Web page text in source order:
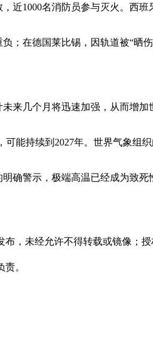
近1000名消防员参与灭火。西
；在德国莱比锡，因轨道被“晒
来几个月将迅速加强，从而增
能持续到2027年。世界气象组
确警示，极端高温已经成为致
，未经允许不得转载或镜像；
。